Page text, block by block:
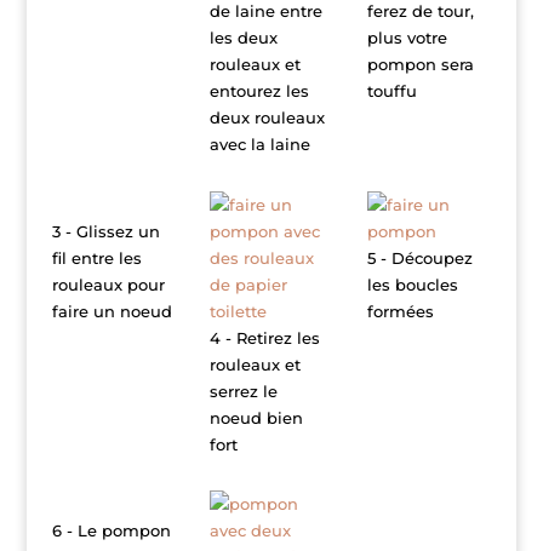
de laine entre
les deux
rouleaux et
entourez les
deux rouleaux
avec la laine
ferez de tour,
plus votre
pompon sera
touffu
3 - Glissez un
fil entre les
rouleaux pour
faire un noeud
4 - Retirez les
rouleaux et
serrez le
noeud bien
fort
5 - Découpez
les boucles
formées
6 - Le pompon